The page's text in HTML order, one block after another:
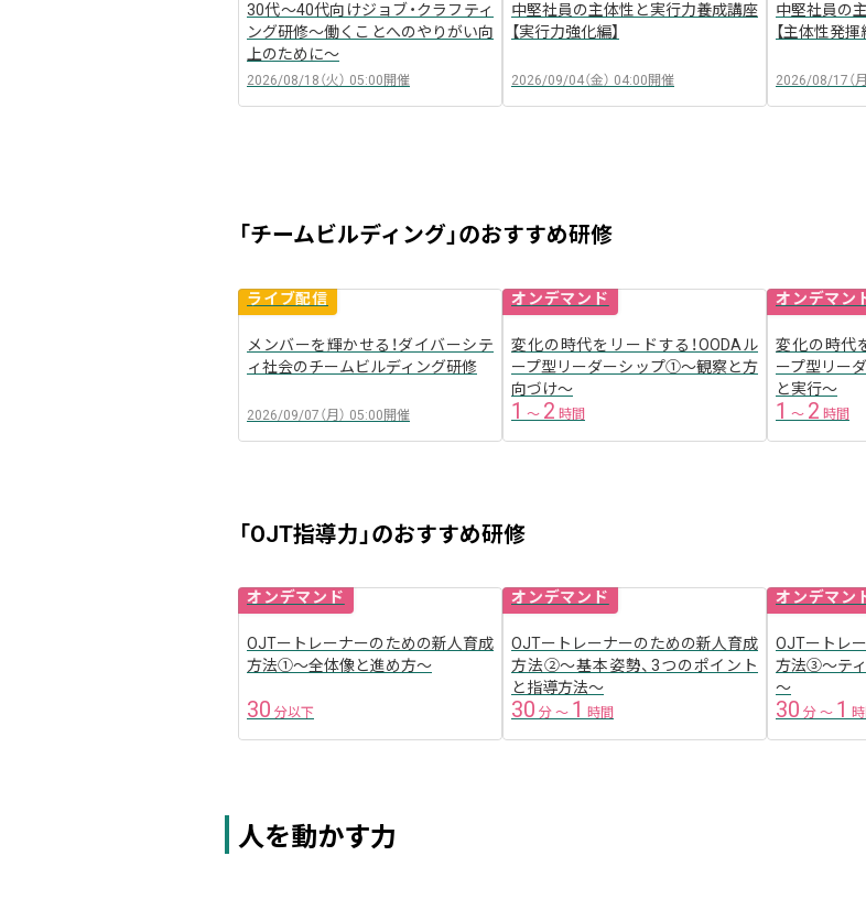
arrow_back
30代～40代向けジョブ・クラフティ
ング研修～働くことへのやりがい向
上のために～
2026/08/18（火） 05:00 開催
中堅社員の主体性と実行力養成講座
【実行力強化編】
2026/09/04（金） 04:00 開催
中堅社員の
【主体性発揮
2026/08/17（月
「チームビルディング」のおすすめ研修
arrow_back
ライブ配信
メンバーを輝かせる！ダイバーシテ
ィ社会のチームビルディング研修
2026/09/07（月） 05:00 開催
オンデマンド
変化の時代をリードする！OODAル
ープ型リーダーシップ①〜観察と方
向づけ〜
1 〜 2 時間
オンデマン
変化の時代
ープ型リー
と実行〜
1 〜 2 時間
「OJT指導力」のおすすめ研修
arrow_back
オンデマンド
OJTートレーナーのための新人育成
方法①～全体像と進め方～
30 分以下
オンデマンド
OJTートレーナーのための新人育成
方法②〜基本姿勢、3つのポイント
と指導方法〜
30 分 〜 1 時間
オンデマン
OJTートレ
方法③～テ
～
30 分 〜 1
人を動かす力